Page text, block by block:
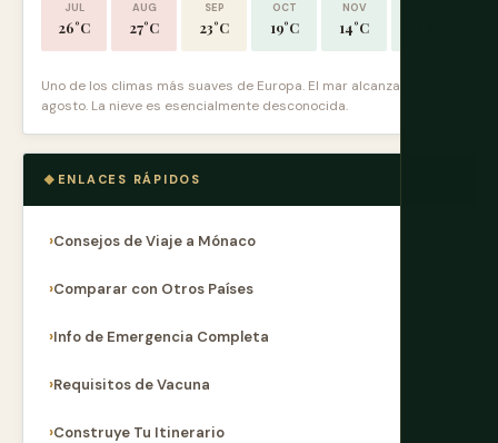
JUL
26°C
AUG
27°C
SEP
23°C
OCT
19°C
NOV
14°C
Uno de los climas más suaves de Europa. El mar alcanza 25°C en
agosto. La nieve es esencialmente desconocida.
ENLACES RÁPIDOS
Consejos de Viaje a Mónaco
Comparar con Otros Países
Info de Emergencia Completa
Requisitos de Vacuna
Construye Tu Itinerario